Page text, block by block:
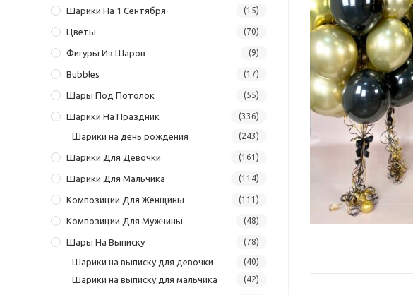
Шарики На 1 Сентября (15)
Цветы (70)
Фигуры Из Шаров (9)
Bubbles (17)
Шары Под Потолок (55)
Шарики На Праздник (336)
Шарики на день рождения (243)
Шарики Для Девочки (161)
Шарики Для Мальчика (114)
Композиции Для Женщины (111)
Композиции Для Мужчины (48)
Шары На Выписку (78)
Шарики на выписку для девочки (40)
Шарики на выписку для мальчика (42)